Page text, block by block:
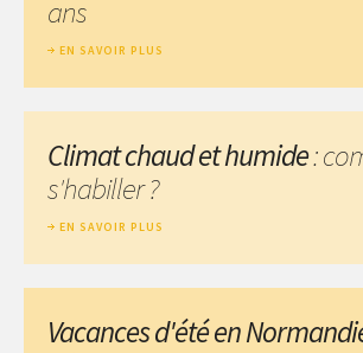
ans
EN SAVOIR PLUS
Climat chaud et humide:
s'habiller ?
EN SAVOIR PLUS
Vacances d'été en